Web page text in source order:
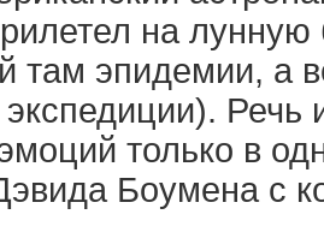
на
там эпидемии, а
экспедиции). Речь
только в
Боумена с